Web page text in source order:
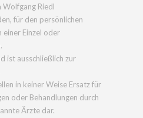
Wolfgang Riedl
für den persönlichen
einer Einzel oder
ist ausschließlich zur
in keiner Weise Ersatz für
oder Behandlungen durch
Ärzte dar.